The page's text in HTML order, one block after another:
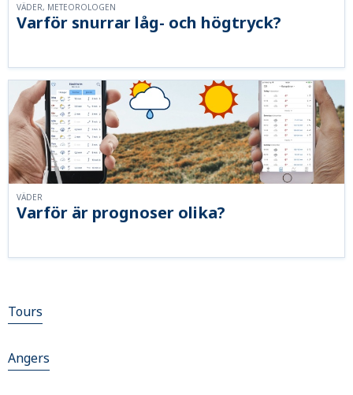
Varför snurrar låg- och högtryck?
VÄDER, METEOROLOGEN
Varför är prognoser olika?
VÄDER
Tours
Angers